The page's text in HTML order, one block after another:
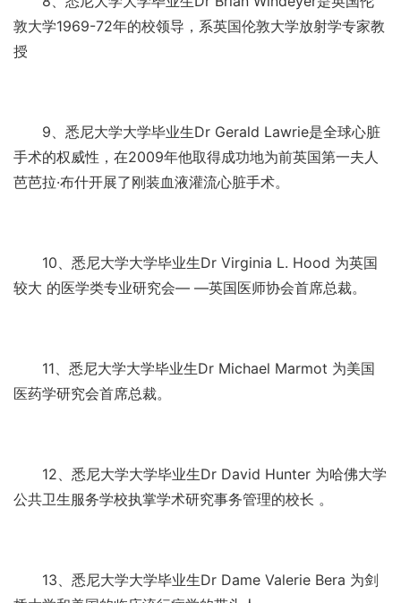
敦大学1969-72年的校领导，系英国伦敦大学放射学专家教
授
9、悉尼大学大学毕业生Dr Gerald Lawrie是全球心脏
手术的权威性，在2009年他取得成功地为前英国第一夫人
芭芭拉·布什开展了刚装血液灌流心脏手术。
10、悉尼大学大学毕业生Dr Virginia L. Hood 为英国
较大 的医学类专业研究会— —英国医师协会首席总裁。
11、悉尼大学大学毕业生Dr Michael Marmot 为美国
医药学研究会首席总裁。
12、悉尼大学大学毕业生Dr David Hunter 为哈佛大学
公共卫生服务学校执掌学术研究事务管理的校长 。
13、悉尼大学大学毕业生Dr Dame Valerie Bera 为剑